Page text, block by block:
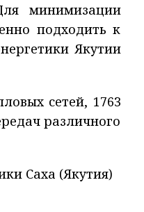
минимизации
подходить к
Якутии
сетей, 1763
различного
Саха (Якутия)